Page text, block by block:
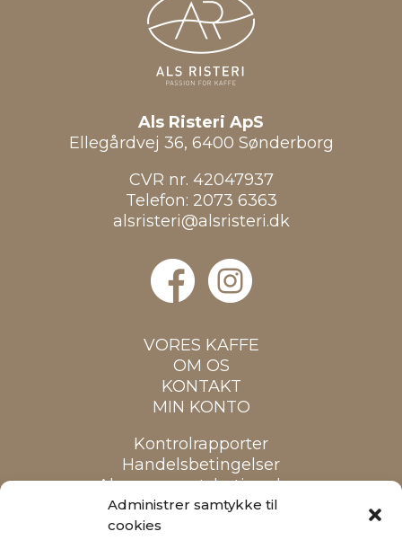
Administrer samtykke til
cookies
Als Risteri ApS
Ellegårdvej 36, 6400 Sønderborg
CVR nr. 42047937
Telefon: 2073 6363
alsristeri@alsristeri.dk
VORES KAFFE
OM OS
KONTAKT
MIN KONTO
Kontrolrapporter
Handelsbetingelser
Abonnementsbetingelser
Cookiepolitik